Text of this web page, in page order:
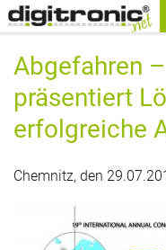
digitronic
Abgefahren
präsentiert
erfolgreiche
Chemnitz, den